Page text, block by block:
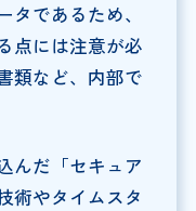
であるため、
点には注意が必
類など、内部で
んだ「セキュア
術やタイムスタ